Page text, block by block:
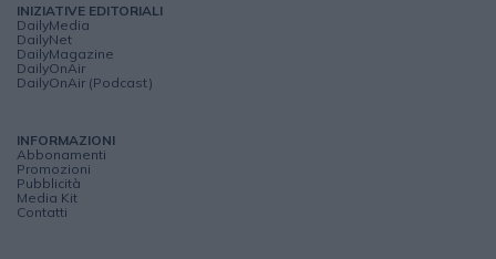
INIZIATIVE EDITORIALI
DailyMedia
DailyNet
DailyMagazine
DailyOnAir
DailyOnAir (Podcast)
INFORMAZIONI
Abbonamenti
Promozioni
Pubblicità
Media Kit
Contatti